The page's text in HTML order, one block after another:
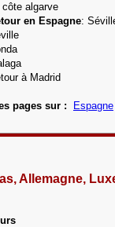
côte algarve
en Espagne:
à Madrid
pages sur : Espagne
Allemagne,